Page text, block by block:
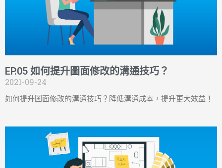
EP.05 如何提升圖面修改的溝通技巧？
2021-09-24
如何提升圖面修改的溝通技巧？降低溝通成本，提升更大效益！